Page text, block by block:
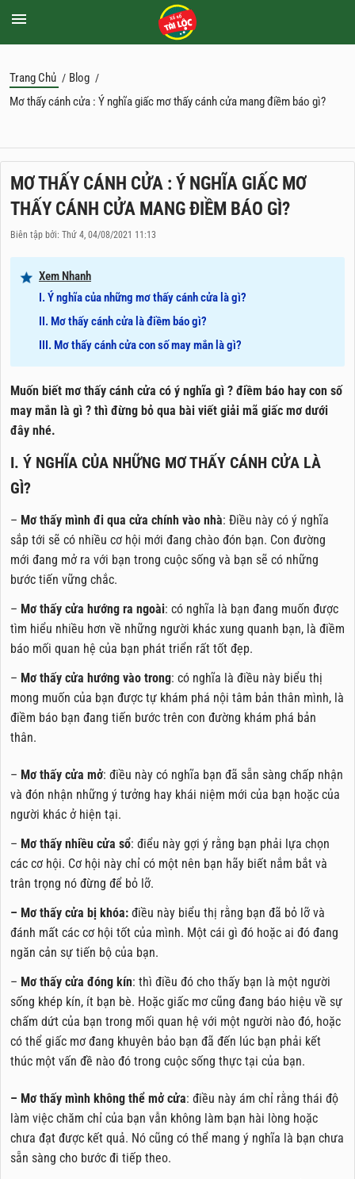
Trang Chủ / Blog /
Mơ thấy cánh cửa : Ý nghĩa giấc mơ thấy cánh cửa mang điềm báo gì?
MƠ THẤY CÁNH CỬA : Ý NGHĨA GIẤC MƠ
THẤY CÁNH CỬA MANG ĐIỀM BÁO GÌ?
Biên tập bởi: Thứ 4, 04/08/2021 11:13
Xem Nhanh
I. Ý nghĩa của những mơ thấy cánh cửa là gì?
II. Mơ thấy cánh cửa là điềm báo gì?
III. Mơ thấy cánh cửa con số may mắn là gì?
Muốn biết mơ thấy cánh cửa có ý nghĩa gì ? điềm báo hay con số
may mắn là gì ? thì đừng bỏ qua bài viết giải mã giấc mơ dưới
đây nhé.
I. Ý NGHĨA CỦA NHỮNG MƠ THẤY CÁNH CỬA LÀ
GÌ?
– Mơ thấy mình đi qua cửa chính vào nhà: Điều này có ý nghĩa
sắp tới sẽ có nhiều cơ hội mới đang chào đón bạn. Con đường
mới đang mở ra với bạn trong cuộc sống và bạn sẽ có những
bước tiến vững chắc.
– Mơ thấy cửa hướng ra ngoài: có nghĩa là bạn đang muốn được
tìm hiểu nhiều hơn về những người khác xung quanh bạn, là điềm
báo mối quan hệ của bạn phát triển rất tốt đẹp.
– Mơ thấy cửa hướng vào trong: có nghĩa là điều này biểu thị
mong muốn của bạn được tự khám phá nội tâm bản thân mình, là
điềm báo bạn đang tiến bước trên con đường khám phá bản
thân.
– Mơ thấy cửa mở: điều này có nghĩa bạn đã sẵn sàng chấp nhận
và đón nhận những ý tưởng hay khái niệm mới của bạn hoặc của
người khác ở hiện tại.
– Mơ thấy nhiều cửa sổ: điểu này gợi ý rằng bạn phải lựa chọn
các cơ hội. Cơ hội này chỉ có một nên bạn hãy biết nắm bắt và
trân trọng nó đừng để bỏ lỡ.
– Mơ thấy cửa bị khóa: điều này biểu thị rằng bạn đã bỏ lỡ và
đánh mất các cơ hội tốt của mình. Một cái gì đó hoặc ai đó đang
ngăn cản sự tiến bộ của bạn.
– Mơ thấy cửa đóng kín: thì điều đó cho thấy bạn là một người
sống khép kín, ít bạn bè. Hoặc giấc mơ cũng đang báo hiệu về sự
chấm dứt của bạn trong mối quan hệ với một người nào đó, hoặc
có thể giấc mơ đang khuyên bảo bạn đã đến lúc bạn phải kết
thúc một vấn đề nào đó trong cuộc sống thực tại của bạn.
– Mơ thấy mình không thể mở cửa: điều này ám chỉ rằng thái độ
làm việc chăm chỉ của bạn vẫn không làm bạn hài lòng hoặc
chưa đạt được kết quả. Nó cũng có thể mang ý nghĩa là bạn chưa
sẵn sàng cho bước đi tiếp theo.